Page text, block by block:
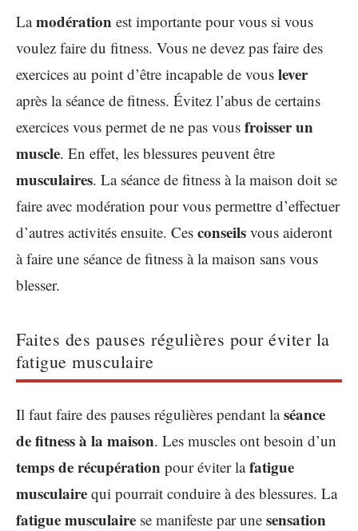
Lamodération est importante pour vous si vous
voulez faire du fitness. Vous ne devez pas faire des
exercices au point d’être incapable de vous lever
après la séance de fitness. Évitez l’abus de certains
exercices vous permet de ne pas vous froisserun
muscle. En effet, les blessures peuvent être
musculaires. La séance de fitness à la maison doit se
faire avec modération pour vous permettre d’effectuer
d’autres activités ensuite. Ces conseils vous aideront
à faire une séance de fitness à la maison sans vous
blesser.
Faites des pauses régulières pour éviter la
fatigue musculaire
Il faut faire des pauses régulières pendant laséance
de fitness à la maison. Les muscles ont besoin d’un
temps de récupération pour éviter lafatigue
musculaire qui pourrait conduire à des blessures. La
fatigue musculaire se manifeste par une sensation